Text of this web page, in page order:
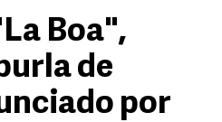
Boa",
de
por